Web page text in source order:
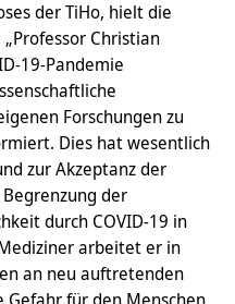
der TiHo, hielt die
Christian
19-Pandemie
Forschungen zu
Dies hat wesentlich
zur Akzeptanz der
der
durch COVID-19 in
arbeitet er in
an neu auftretenden
für den Menschen